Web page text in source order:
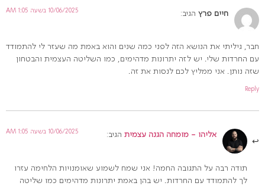
חיים פרץ הגיב: 10/06/2025 בשעה 1:05 AM
חבר, גיליתי את הנושא הזה לפני כמה שנים והוא באמת מה שעזר לי להתמודד
עם החרדות שלי. יש לזה יתרונות מדהימים, כמו השליטה העצמית והבטחון
שזה נותן. אני ממליץ לכם לנסות את זה.
Reply
אליהו - מומחה הגנה עצמית הגיב: 10/06/2025 בשעה 1:05 AM
תודה רבה על התגובה החמה! אני שמח לשמוע שאומנויות הלחימה עזרו
לך להתמודד עם החרדות. יש בהן באמת יתרונות מדהימים כמו שליטה